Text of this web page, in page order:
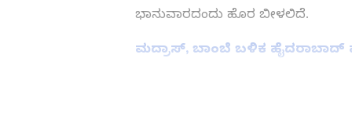
ಭಾನುವಾರದಂದು ಹೊರ ಬೀಳಲಿದೆ.
ಮದ್ರಾಸ್, ಬಾಂಬೆ ಬಳಿಕ ಹೈದರಾಬಾದ್